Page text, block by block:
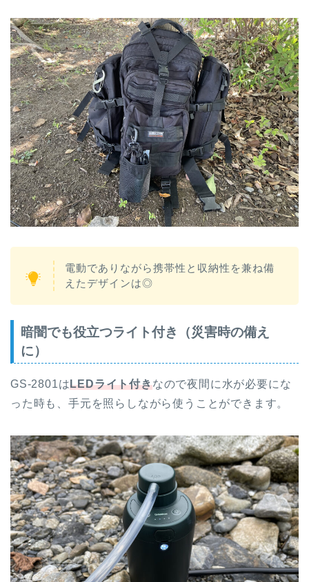
電動でありながら携帯性と収納性を兼ね備
えたデザインは◎
暗闇でも役立つライト付き（災害時の備え
に）
GS-2801はLEDライト付きなので夜間に水が必要にな
った時も、手元を照らしながら使うことができます。